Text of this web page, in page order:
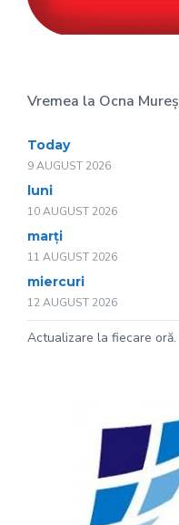
Vremea la Ocna Mureș
Today
9 AUGUST 2026
luni
10 AUGUST 2026
marți
11 AUGUST 2026
miercuri
12 AUGUST 2026
Actualizare la fiecare oră.